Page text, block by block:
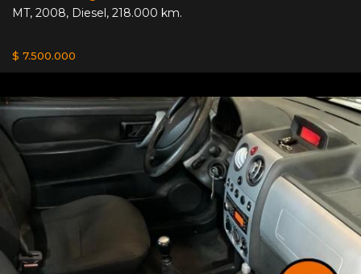
MT, 2008, Diesel, 218.000 km.
$ 7.500.000